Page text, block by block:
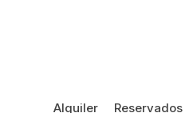
Alquiler Reservados